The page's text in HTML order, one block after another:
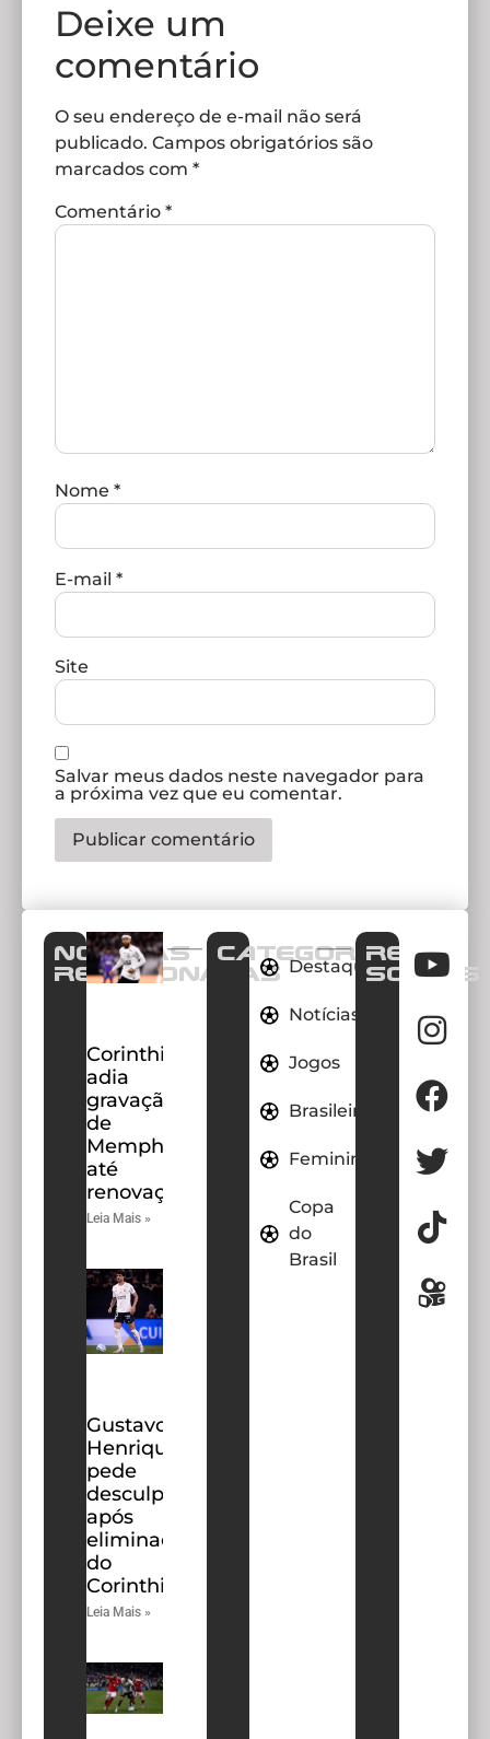
Deixe um
comentário
O seu endereço de e-mail não será
publicado. Campos obrigatórios são
marcados com *
Comentário *
Nome *
E-mail *
Site
Salvar meus dados neste navegador para
a próxima vez que eu comentar.
Notícias
Relacionadas
Corinthians
adia
gravação
de
Memphis
até
renovação
Leia Mais »
Gustavo
Henrique
pede
desculpas
após
eliminação
do
Corinthians
Leia Mais »
CATEGORIAS
Destaques
Notícias
Jogos
Brasileirao
Feminino
Copa
do
Brasil
REDES
SOCIAIS